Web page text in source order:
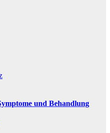
und Behandlung